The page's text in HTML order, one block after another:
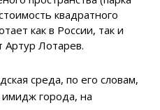
квадратного
как в России, так и
Лотарев.
среда, по его словам,
города, на